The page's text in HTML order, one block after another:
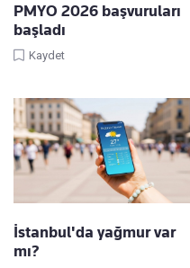
PMYO 2026 başvuruları
başladı
Kaydet
İstanbul'da yağmur var
mı?